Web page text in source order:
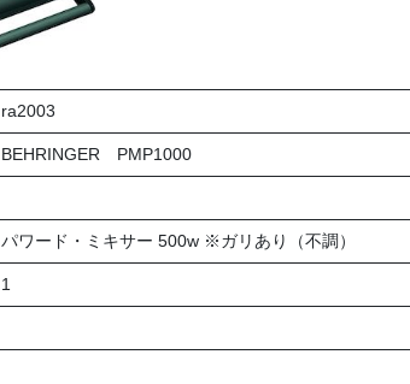
ra2003
BEHRINGER PMP1000
パワード・ミキサー 500w ※ガリあり（不調）
1